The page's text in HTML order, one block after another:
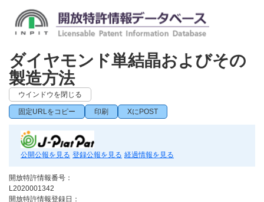
ダイヤモンド単結晶およびその
製造方法
ウインドウを閉じる
固定URLをコピー 印刷 XにPOST
公開公報を見る 登録公報を見る 経過情報を見る
開放特許情報番号：
L2020001342
開放特許情報登録日：